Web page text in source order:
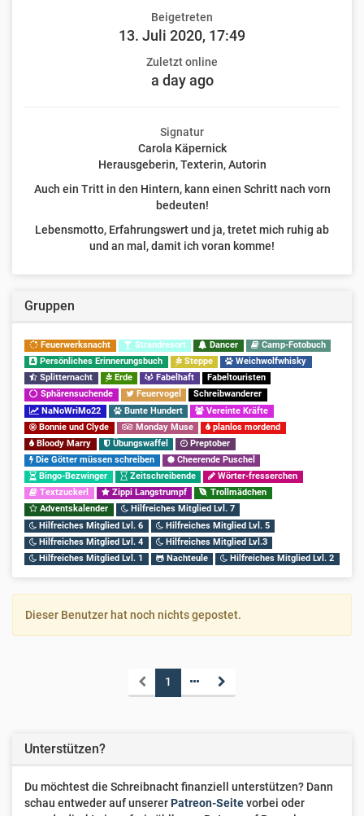
Beigetreten
13. Juli 2020, 17:49
Zuletzt online
a day ago
Signatur
Carola Käpernick
Herausgeberin, Texterin, Autorin
Auch ein Tritt in den Hintern, kann einen Schritt nach vorn
bedeuten!
Lebensmotto, Erfahrungswert und ja, tretet mich ruhig ab
und an mal, damit ich voran komme!
Gruppen
Feuerwerksnacht Strandresort Dancer
Camp-Fotobuch
Persönliches Erinnerungsbuch
Steppe
Weichwolfwhisky
Splitternacht
Erde Fabelhaft
Fabeltouristen
Sphärensuchende
Feuervogel
Schreibwanderer
NaNoWriMo22
Bunte Hundert
Vereinte Kräfte
Bonnie und Clyde
Monday Muse
planlos mordend
Bloody Marry
Übungswaffel
Preptober
Die Götter müssen schreiben
Cheerende Puschel
Bingo-Bezwinger
Zeitschreibende
Wörter-fresserchen
Textzuckerl
Zippi Langstrumpf
Trollmädchen
Adventskalender
Hilfreiches Mitglied Lvl. 7
Hilfreiches Mitglied Lvl. 6
Hilfreiches Mitglied Lvl. 5
Hilfreiches Mitglied Lvl. 4
Hilfreiches Mitglied Lvl.3
Hilfreiches Mitglied Lvl. 1
Nachteule Hilfreiches Mitglied Lvl. 2
Dieser Benutzer hat noch nichts gepostet.
1
Unterstützen?
Du möchtest die Schreibnacht finanziell unterstützen? Dann
schau entweder auf unsererPatreon-Seitevorbei oder